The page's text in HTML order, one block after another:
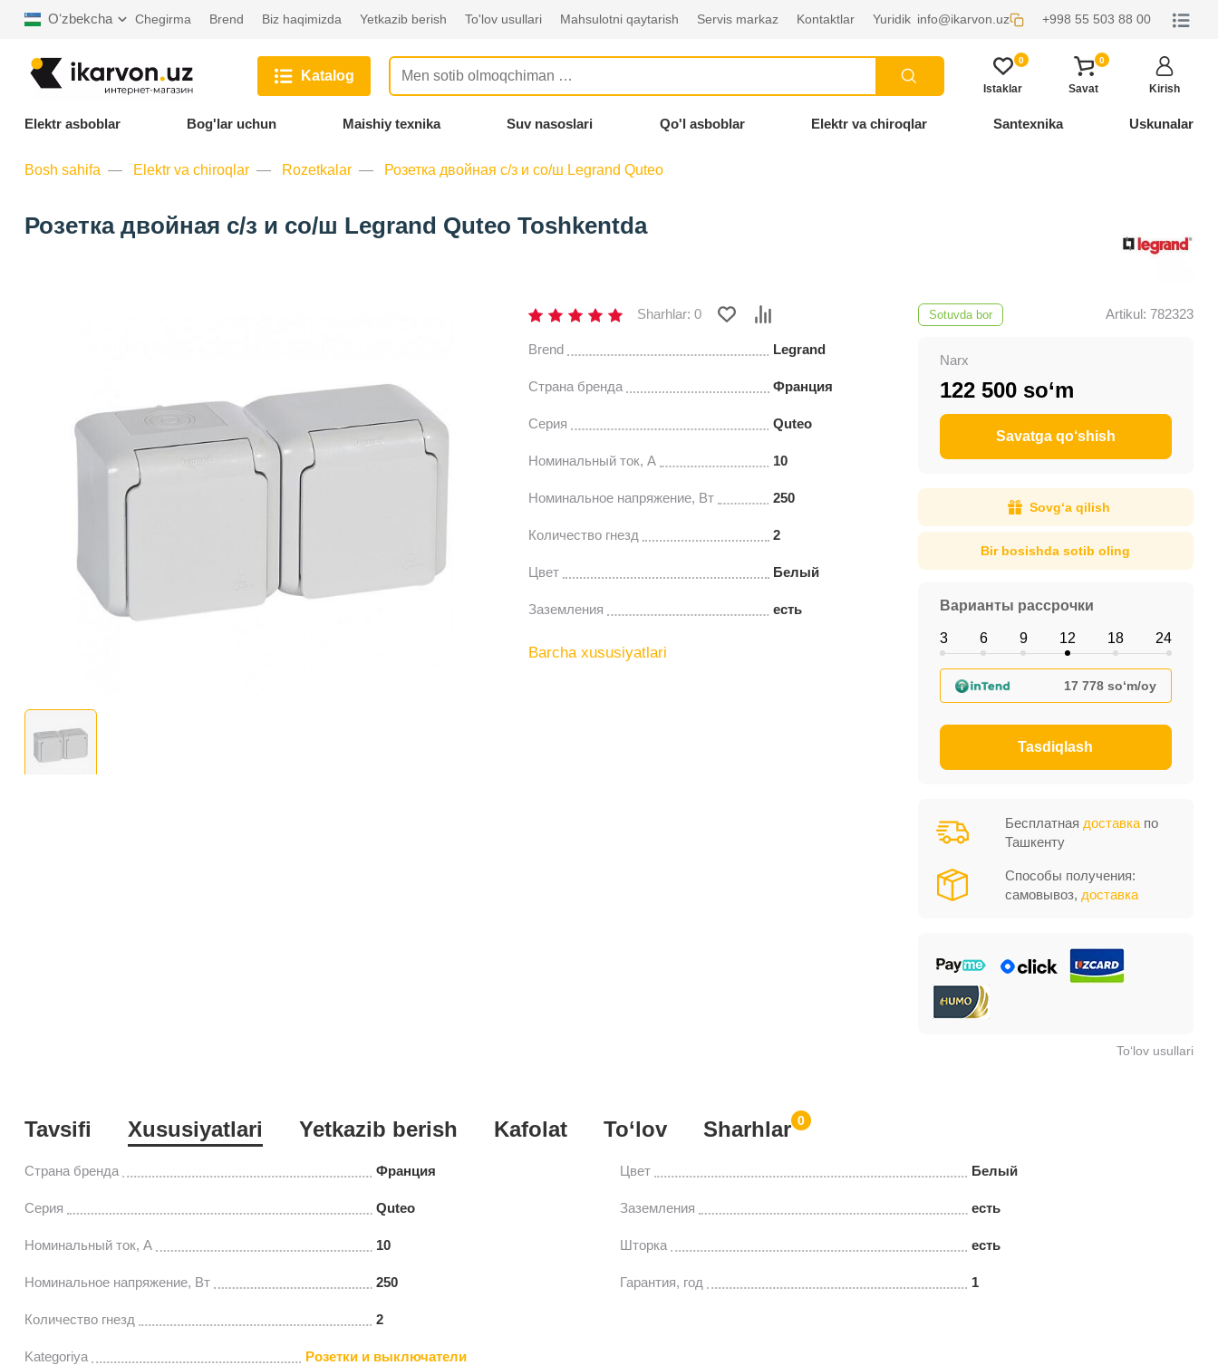
Oʻzbekcha Chegirma Brend Biz haqimizda Yetkazib berish To'lov usullari Mahsulotni qaytarish Servis markaz Kontaktlar Yuridik info@ikarvon.uz +998 55 503 88 00
Katalog
0
Istaklar
0
Savat Kirish
Elektr asboblar Bog'lar uchun Maishiy texnika Suv nasoslari Qo'l asboblar Elektr va chiroqlar Santexnika Uskunalar
Bosh sahifa Elektr va chiroqlar Rozetkalar Розетка двойная с/з и со/ш Legrand Quteo
Розетка двойная с/з и со/ш Legrand Quteo Toshkentda
Sharhlar: 0
Brend Legrand
Страна бренда Франция
Серия Quteo
Нoминальный ток, A 10
Номинальное напряжение, Вт 250
Количество гнезд 2
Цвeт Белый
Заземления есть
Barcha xususiyatlari
Sotuvda bor Artikul: 782323
Narx
122 500 so‘m
Savatga qo‘shish
Sovg‘a qilish
Bir bosishda sotib oling
Варианты рассрочки
3 6 9 12 18 24
17 778 so‘m/oy
Tasdiqlash
Бесплатная доставкапо
Ташкенту
Способы получения:
самовывоз, доставка
To‘lov usullari
Tavsifi Xususiyatlari Yetkazib berish Kafolat To‘lov 0
Sharhlar
Страна бренда Франция
Серия Quteo
Нoминальный ток, A 10
Номинальное напряжение, Вт 250
Количество гнезд 2
Kategoriya Розетки и выключатели
Цвeт Белый
Заземления есть
Шторка есть
Гарантия, год 1